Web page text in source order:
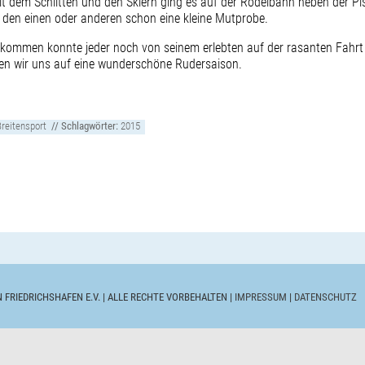
einen oder anderen schon eine kleine Mutprobe.
konnte jeder noch von seinem erlebten auf der rasanten
wir uns auf eine wunderschöne Rudersaison.
// Schlagwörter:2015
E.V. | ALLE RECHTE VORBEHALTEN | IMPRESSUM | DATENSCHUTZ